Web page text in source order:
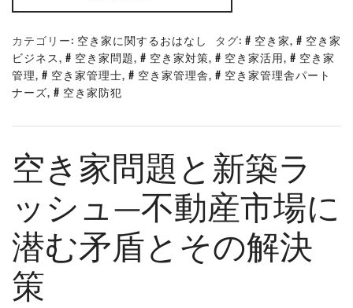
カテゴリー: 空き家に関するおはなし タグ: 空き家,
空き家
ビジネス, 空き家問題, 空き家対策, 空き家活用,
空き家
管理, 空き家管理士, 空き家管理舎,
空き家管理舎パート
ナーズ, 空き家防犯
空き家問題と新築ラ
ッシュ—不動産市場に
潜む矛盾とその解決
策